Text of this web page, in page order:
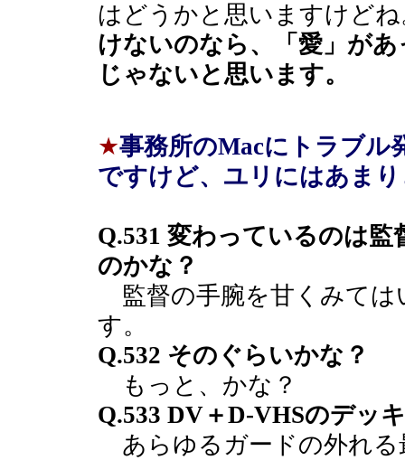
はどうかと思いますけどね
けないのなら、「愛」が
じゃないと思います。
★事務所のMacにトラブル
ですけど、ユリにはあま
Q.531 変わっているのは
のかな？
監督の手腕を甘くみては
す。
Q.532 そのぐらいかな？
もっと、かな？
Q.533 DV＋D-VHSのデッ
あらゆるガードの外れる